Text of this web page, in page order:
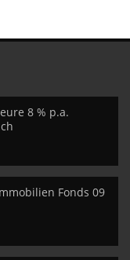
8 % p.a.
Fonds 09